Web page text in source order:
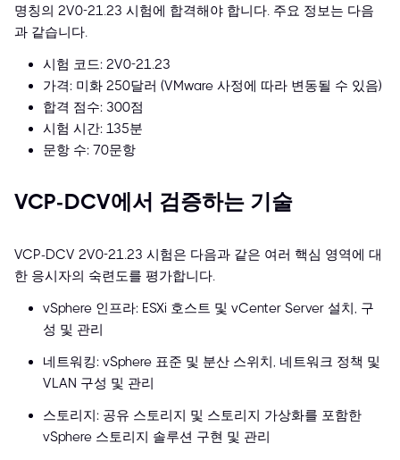
명칭의 2V0-21.23 시험에 합격해야 합니다. 주요 정보는 다음
과 같습니다.
시험 코드: 2V0-21.23
가격: 미화 250달러 (VMware 사정에 따라 변동될 수 있음)
합격 점수: 300점
시험 시간: 135분
문항 수: 70문항
VCP-DCV에서 검증하는 기술
VCP-DCV 2V0-21.23 시험은 다음과 같은 여러 핵심 영역에 대
한 응시자의 숙련도를 평가합니다.
vSphere 인프라: ESXi 호스트 및 vCenter Server 설치, 구
성 및 관리
네트워킹: vSphere 표준 및 분산 스위치, 네트워크 정책 및
VLAN 구성 및 관리
스토리지: 공유 스토리지 및 스토리지 가상화를 포함한
vSphere 스토리지 솔루션 구현 및 관리